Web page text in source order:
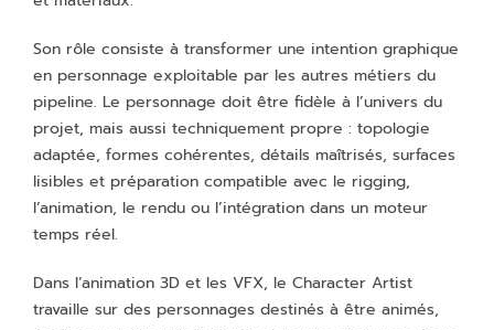
Son rôle consiste à transformer une intention graphique
en personnage exploitable par les autres métiers du
pipeline. Le personnage doit être fidèle à l’univers du
projet, mais aussi techniquement propre : topologie
adaptée, formes cohérentes, détails maîtrisés, surfaces
lisibles et préparation compatible avec le rigging,
l’animation, le rendu ou l’intégration dans un moteur
temps réel.
Dans l’animation 3D et les VFX, le Character Artist
travaille sur des personnages destinés à être animés,